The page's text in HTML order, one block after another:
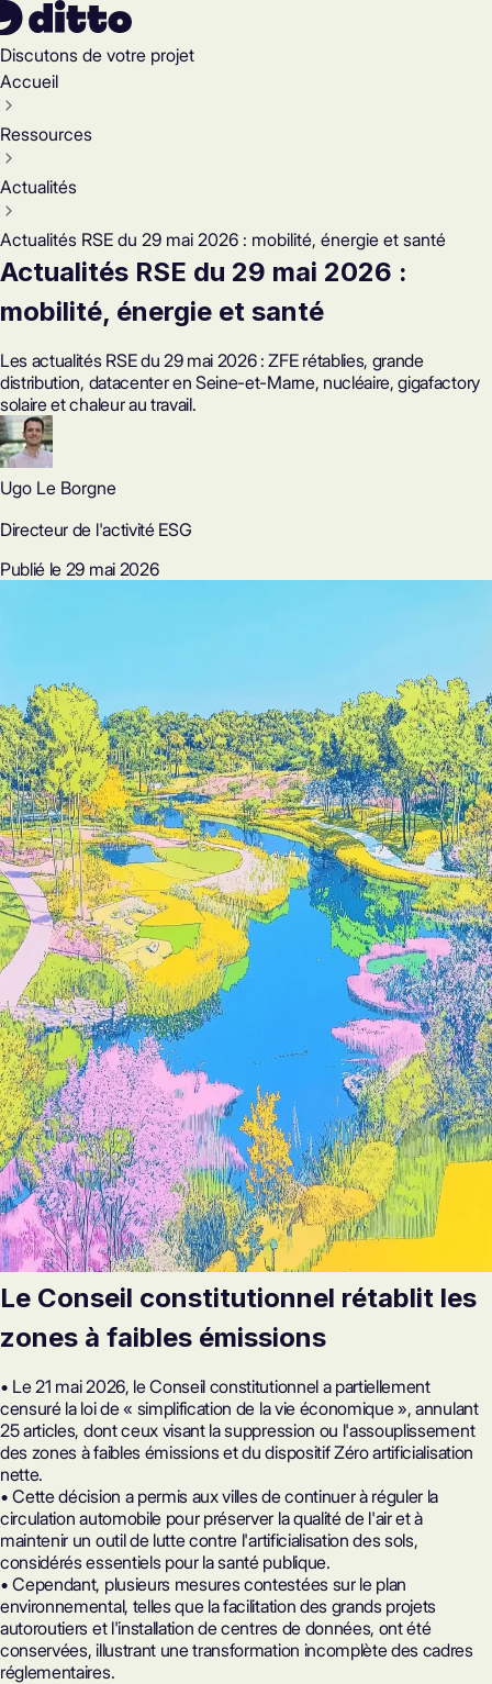
Discutons de votre projet
Accueil
Ressources
Actualités
Actualités RSE du 29 mai 2026 : mobilité, énergie et santé
Actualités RSE du 29 mai 2026 :
mobilité, énergie et santé
Les actualités RSE du 29 mai 2026 : ZFE rétablies, grande
distribution, datacenter en Seine-et-Marne, nucléaire, gigafactory
solaire et chaleur au travail.
Ugo Le Borgne
Directeur de l'activité ESG
Publié le 29 mai 2026
Le Conseil constitutionnel rétablit les
zones à faibles émissions
• Le 21 mai 2026, le Conseil constitutionnel a partiellement
censuré la loi de « simplification de la vie économique », annulant
25 articles, dont ceux visant la suppression ou l'assouplissement
des zones à faibles émissions et du dispositif Zéro artificialisation
nette.
• Cette décision a permis aux villes de continuer à réguler la
circulation automobile pour préserver la qualité de l'air et à
maintenir un outil de lutte contre l'artificialisation des sols,
considérés essentiels pour la santé publique.
• Cependant, plusieurs mesures contestées sur le plan
environnemental, telles que la facilitation des grands projets
autoroutiers et l'installation de centres de données, ont été
conservées, illustrant une transformation incomplète des cadres
réglementaires.